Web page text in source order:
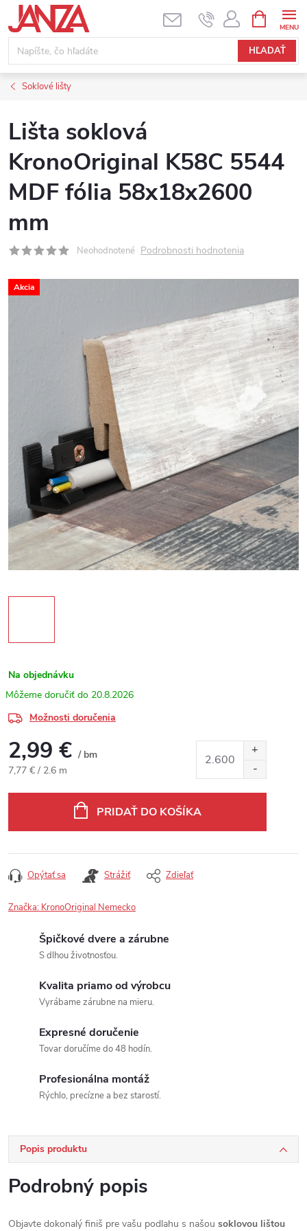
Prejsť na obsah
HĽADAŤ
Soklové lišty
Lišta soklová
KronoOriginal K58C 5544
MDF fólia 58x18x2600
mm
Neohodnotené Podrobnosti hodnotenia
Akcia
Na objednávku
20.8.2026
Možnosti doručenia
2,99 € / bm
Jednotková cena:
7,77 € / 2.6 m
PRIDAŤ DO KOŠÍKA
Opýtať sa Strážiť Zdieľať
Značka: KronoOriginal Nemecko
Špičkové dvere a zárubne
S dlhou životnosťou.
Kvalita priamo od výrobcu
Vyrábame zárubne na mieru.
Expresné doručenie
Tovar doručíme do 48 hodín.
Profesionálna montáž
Rýchlo, precízne a bez starostí.
Popis produktu
Podrobný popis
Objavte dokonalý finiš pre vašu podlahu s našou soklovou lištou